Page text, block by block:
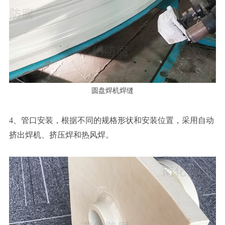
圆盘焊机焊缝
4、管口安装，根据不同的规格形状和安装位置，采用自动
挤出焊机、挤压焊和热风焊。